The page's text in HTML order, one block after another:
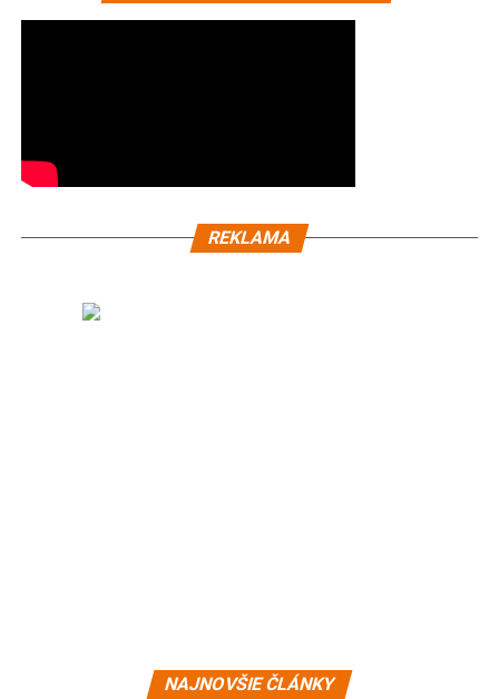
REKLAMA
NAJNOVŠIE ČLÁNKY